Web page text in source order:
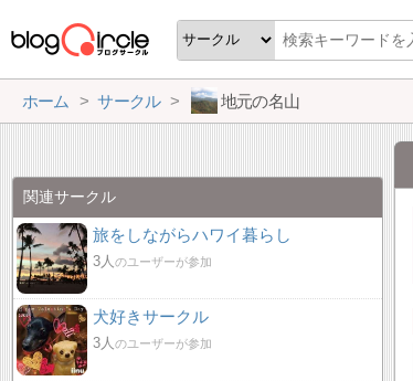
ホーム サークル 地元の名山
関連サークル
旅をしながらハワイ暮らし
3人のユーザーが参加
犬好きサークル
3人のユーザーが参加